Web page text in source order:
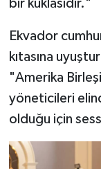
bir kuklasıdır."
Ekvador
kıtasına
"Amerika
yöneticileri
olduğu için